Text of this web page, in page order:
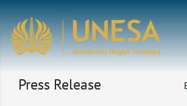
Press Release